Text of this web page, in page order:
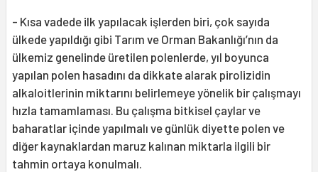
- Kısa vadede ilk yapılacak işlerden biri, çok sayıda
ülkede yapıldığı gibi Tarım ve Orman Bakanlığı’nın da
ülkemiz genelinde üretilen polenlerde, yıl boyunca
yapılan polen hasadını da dikkate alarak pirolizidin
alkaloitlerinin miktarını belirlemeye yönelik bir çalışmayı
hızla tamamlaması. Bu çalışma bitkisel çaylar ve
baharatlar içinde yapılmalı ve günlük diyette polen ve
diğer kaynaklardan maruz kalınan miktarla ilgili bir
tahmin ortaya konulmalı.